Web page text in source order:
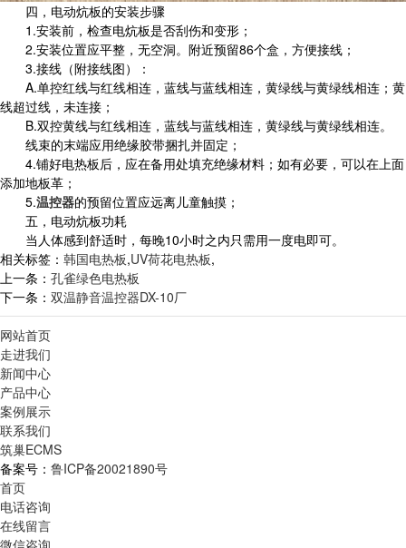
四，电动炕板的安装步骤
1.安装前，检查电炕板是否刮伤和变形；
2.安装位置应平整，无空洞。附近预留86个盒，方便接线；
3.接线（附接线图）：
A.单控红线与红线相连，蓝线与蓝线相连，黄绿线与黄绿线相连；黄
线超过线，未连接；
B.双控黄线与红线相连，蓝线与蓝线相连，黄绿线与黄绿线相连。
线束的末端应用绝缘胶带捆扎并固定；
4.铺好电热板后，应在备用处填充绝缘材料；如有必要，可以在上面
添加地板革；
5.温控器的预留位置应远离儿童触摸；
五，电动炕板功耗
当人体感到舒适时，每晚10小时之内只需用一度电即可。
相关标签： 韩国电热板,UV荷花电热板,
上一条： 孔雀绿色电热板
下一条： 双温静音温控器DX-10厂
网站首页
走进我们
新闻中心
产品中心
案例展示
联系我们
筑巢ECMS
备案号： 鲁ICP备20021890号
首页
电话咨询
在线留言
微信咨询